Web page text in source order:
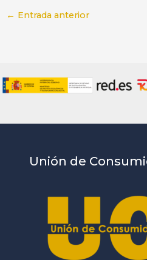
← Entrada anterior
Unión de